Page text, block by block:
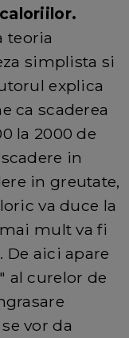
teoria
simplista si
explica
ca scaderea
la 2000 de
in
in greutate,
va duce la
mult va fi
aici apare
al curelor de
vor da